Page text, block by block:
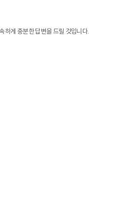
하게 충분한 답변을 드릴 것입니다.